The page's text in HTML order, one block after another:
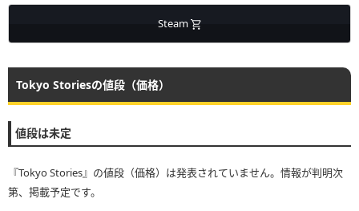
Steam
Tokyo Storiesの値段（価格）
値段は未定
『Tokyo Stories』の値段（価格）は発表されていません。情報が判明次
第、掲載予定です。